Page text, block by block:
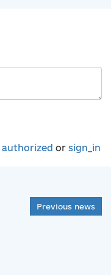
authorized or sign_in
Previous news